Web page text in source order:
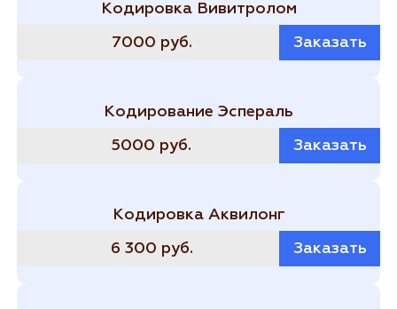
Кодировка Вивитролом
7000 руб. Заказать
Кодирование Эспераль
5000 руб. Заказать
Кодировка Аквилонг
6 300 руб. Заказать